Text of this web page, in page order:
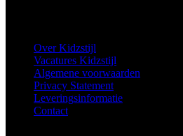
Over Kidzstijl
Vacatures Kidzstijl
Algemene voorwaarden
Privacy Statement
Leveringsinformatie
Contact